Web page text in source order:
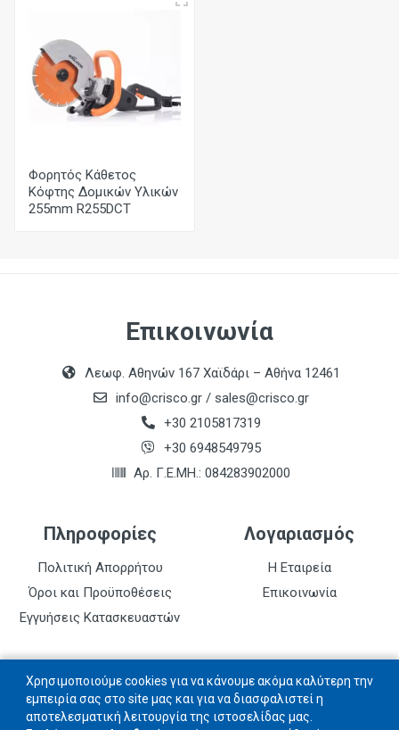
Οπή
22,2mm
Είδος Στεφάνης
Τμηματοποιημένη
2,5mm
Φορητός Κάθετος
Κόφτης Δομικών Υλικών
255mm R255DCT
Επικοινωνία
Λεωφ. Αθηνών 167 Χαϊδάρι – Αθήνα 12461
info@crisco.gr / sales@crisco.gr
+30 2105817319
+30 6948549795
Αρ. Γ.Ε.ΜΗ.: 084283902000
Πληροφορίες
Πολιτική Απορρήτου
Όροι και Προϋποθέσεις
Εγγυήσεις Κατασκευαστών
Λογαριασμός
Η Εταιρεία
Επικοινωνία
Follow us
Ακολουθήστε μας στα social networks
Χρησιμοποιούμε cookies για να κάνουμε ακόμα καλύτερη την
εμπειρία σας στο site μας και για να διασφαλιστεί η
αποτελεσματική λειτουργία της ιστοσελίδας μας.